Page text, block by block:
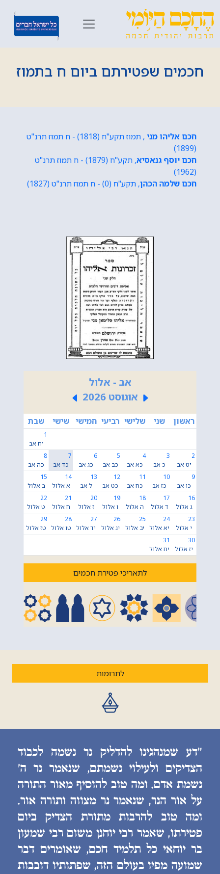
חכמים שפטירתם ביום ח בתמוז
חכם אליהו מני
, תמוז תקע"ח (1818) - ח תמוז תרנ"ט
(1899)
חכם יוסף גנאסיא
, תקע"ח (1879) - ח תמוז תרנ"ט
(1962)
חכם שלמה הכהן, תקע"ח (0) - ח תמוז תרנ"ט (1827)
אב - אלול
אוגוסט 2026
ראשון שני שלישי רביעי חמישי שישי שבת
1
יח אב
2
יט אב
3
כ אב
4
כא אב
5
כב אב
6
כג אב
7
כד אב
8
כה אב
9
כו אב
10
כז אב
11
כח אב
12
כט אב
13
ל אב
14
א אלול
15
ב אלול
16
ג אלול
17
ד אלול
18
ה אלול
19
ו אלול
20
ז אלול
21
ח אלול
22
ט אלול
23
י אלול
24
יא אלול
25
יב אלול
26
יג אלול
27
יד אלול
28
טו אלול
29
טז אלול
30
יז אלול
31
יח אלול
לתאריכי פטירת חכמים
לתרומות
״דע שמנהגינו להדליק נר נשמה לכבוד
הצדיקים ולעילוי נשמתם, שנאמר נר ה׳
נשמת אדם. ומה טוב להוסיף מאור התורה
על אור הנר, שנאמר נר מצווה ותורה אור.
ומה טוב להרבות מתורת הצדיק ביום
פטירתו, שאמר רבי יוחנן משום רבי שמעון
בר יוחאי כל תלמיד חכם, שאומרים דבר
שמועה מפיו בעולם הזה, שפתותיו דובבות